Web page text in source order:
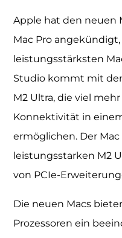
Apple hat den neuen
Mac Pro
leistungsstärksten
Studio kommt mit
M2 Ultra, die viel
Konnektivität in
ermöglichen. Der
leistungsstarken M2
von PCIe-
Die neuen Macs
Prozessoren ein